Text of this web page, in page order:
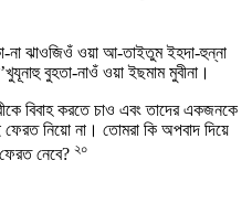
না ঝাওজিওঁ ওয়া আ-তাইতুম ইহদা-হুন্না
বুহতা-নাওঁ ওয়া ইছমাম মুবীনা।
বিবাহ করতে চাও এবং তাদের একজনকে
নিয়ো না। তোমরা কি অপবাদ দিয়ে
নেবে? ২০